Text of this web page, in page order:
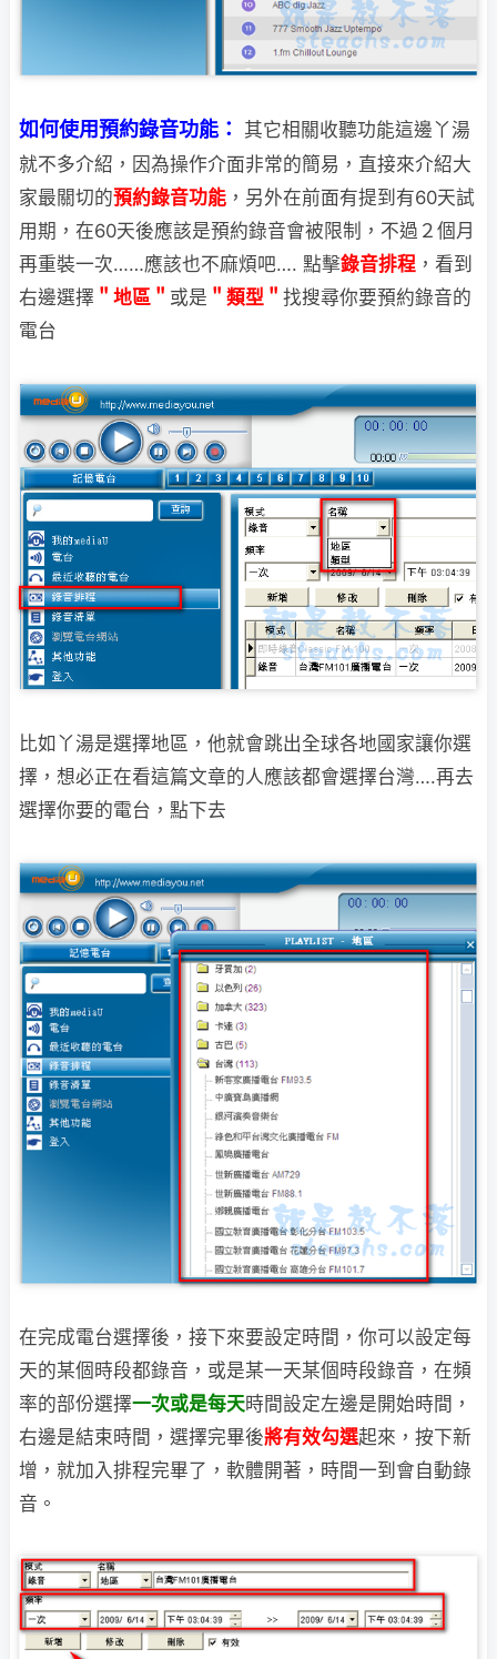
如何使用預約錄音功能：
其它相關收聽功能這邊丫湯
就不多介紹，因為操作介面非常的簡易，直接來介紹大
家最關切的預約錄音功能 ，另外在前面有提到有60天試
用期，在60天後應該是預約錄音會被限制，不過２個月
再重裝一次……應該也不麻煩吧…. 點擊錄音排程 ，看到
右邊選擇 ＂地區＂ 或是 ＂類型＂ 找搜尋你要預約錄音的
電台
比如丫湯是選擇地區，他就會跳出全球各地國家讓你選
擇，想必正在看這篇文章的人應該都會選擇台灣….再去
選擇你要的電台，點下去
在完成電台選擇後，接下來要設定時間，你可以設定每
天的某個時段都錄音，或是某一天某個時段錄音，在頻
率的部份選擇一次或是每天時間設定左邊是開始時間，
右邊是結束時間，選擇完畢後將有效勾選起來，按下新
增，就加入排程完畢了，軟體開著，時間一到會自動錄
音。